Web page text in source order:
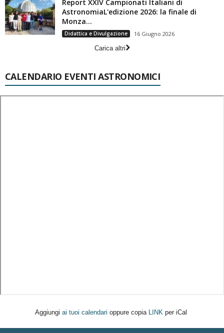
Report XXIV Campionati Italiani di
AstronomiaL'edizione 2026: la finale di
Monza...
Didattica e Divulgazione
16 Giugno 2026
Carica altri
CALENDARIO EVENTI ASTRONOMICI
Aggiungi ai tuoi calendari oppure copia LINK per iCal